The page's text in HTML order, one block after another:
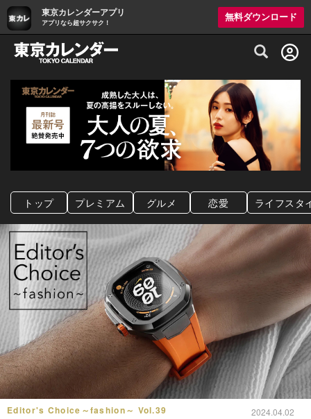
東京カレンダーアプリ
アプリなら超サクサク！
無料ダウンロード
グルメ情報・プレミアムレストラン予約
トップ プレミアム グルメ 恋愛 ライフスタ
Editor's Choice～fashion～ Vol.39 2024.04.02